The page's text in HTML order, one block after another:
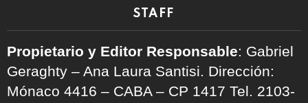
STAFF
Propietario y Editor Responsable: Gabriel
Geraghty – Ana Laura Santisi. Dirección:
Mónaco 4416 – CABA – CP 1417 Tel. 2103-